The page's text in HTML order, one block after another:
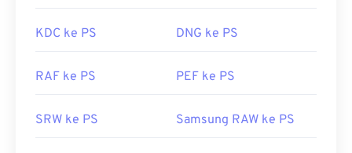
tersebut tidak mudah dipindahkan, disimpan, atau
dikonversi ke format berkas yang dapat
PNG, yang menawarkan kompresi lossless.
KDC ke PS DNG ke PS
RAF ke PS PEF ke PS
SRW ke PS Samsung RAW ke PS